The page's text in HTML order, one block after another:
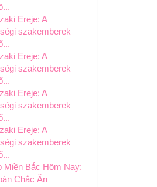
Ereje: A
szakemberek
Ereje: A
szakemberek
Ereje: A
szakemberek
Ereje: A
szakemberek
Miền Bắc Hôm Nay:
Chắc Ăn